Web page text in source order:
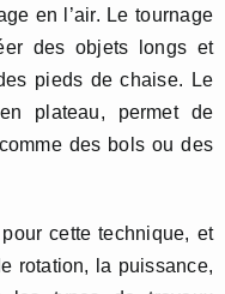
en l’air. Le tournage
des objets longs et
pieds de chaise. Le
plateau, permet de
des bols ou des
cette technique, et
rotation, la puissance,